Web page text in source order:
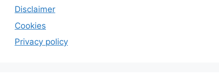
Disclaimer
Cookies
Privacy policy